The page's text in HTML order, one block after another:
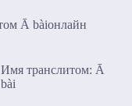
Имя транслитом: Ā
bài